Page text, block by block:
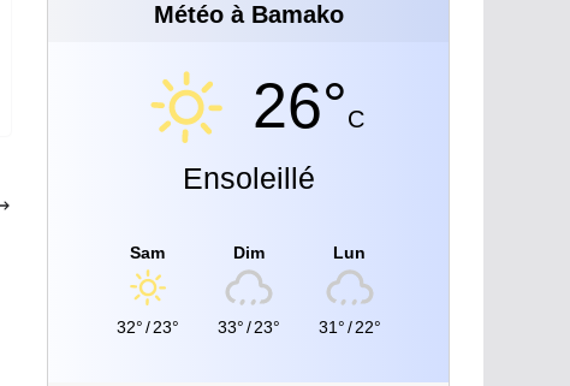
Météo à Bamako
26°C
Ensoleillé
Sam
32°/ 23°
Dim
33°/ 23°
Lun
31°/ 22°